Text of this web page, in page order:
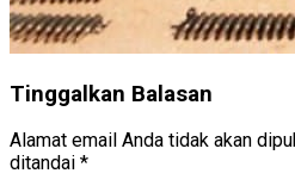
Tinggalkan Balasan
Alamat email Anda tidak akan
ditandai *